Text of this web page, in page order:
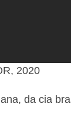
2020
da cia